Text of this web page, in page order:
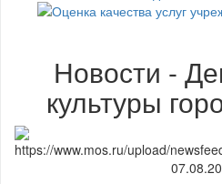
Новости -
культуры